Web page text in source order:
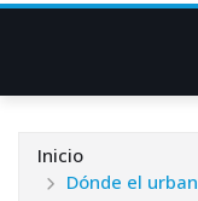
Inicio
Dónde el